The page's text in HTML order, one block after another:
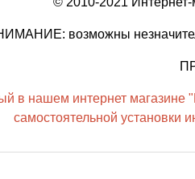
возможны
нашем интернет магазине
самостоятельной установки